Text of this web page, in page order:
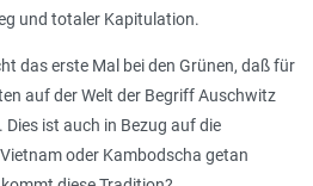
und totaler Kapitulation.
das erste Mal bei den Grünen, daß für
auf der Welt der Begriff Auschwitz
ist auch in Bezug auf die
oder Kambodscha getan